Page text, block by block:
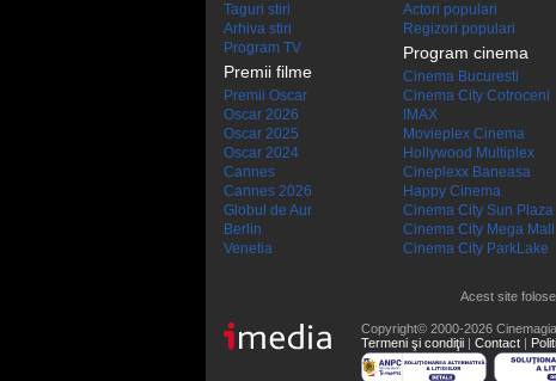
Taguri stiri
Arhiva stiri
Program TV
Premii filme
Premii Oscar
Oscar 2026
Oscar 2025
Oscar 2024
Cannes
Cannes 2026
Globul de Aur
Berlin
Venetia
Actori populari
Regizori populari
Program cinema
Cinema Bucuresti
Cinema City Cotroceni
IMAX
Movieplex Cinema
Hollywood Multiplex
Cineplexx Baneasa
Happy Cinema
Cinema City Sun Plaza
Cinema City Mega Mall
Cinema City ParkLake
Acest site
Copyright© 2000-2026
Termeni şi condiţii | Contact |